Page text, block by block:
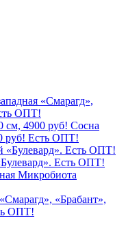
«Смарагд»,
ОПТ!
Сосна
руб! Есть ОПТ!
Есть ОПТ!
Микробиота
«Брабант»,
ОПТ!